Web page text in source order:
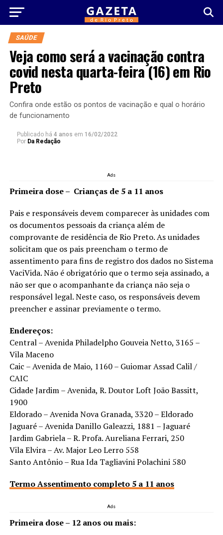
SAÚDE
Veja como será a vacinação contra
covid nesta quarta-feira (16) em Rio
Preto
Confira onde estão os pontos de vacinação e qual o horário
de funcionamento
Publicado há 4 anos em 16/02/2022
Por Da Redação
Ads
Primeira dose – Crianças de 5 a 11 anos
Pais e responsáveis devem comparecer às unidades com
os documentos pessoais da criança além de
comprovante de residência de Rio Preto. As unidades
solicitam que os pais preencham o termo de
assentimento para fins de registro dos dados no Sistema
VaciVida. Não é obrigatório que o termo seja assinado, a
não ser que o acompanhante da criança não seja o
responsável legal. Neste caso, os responsáveis devem
preencher e assinar previamente o termo.
Endereços:
Central – Avenida Philadelpho Gouveia Netto, 3165 –
Vila Maceno
Caic – Avenida de Maio, 1160 – Guiomar Assad Calil /
CAIC
Cidade Jardim – Avenida, R. Doutor Loft João Bassitt,
1900
Eldorado – Avenida Nova Granada, 3320 – Eldorado
Jaguaré – Avenida Danillo Galeazzi, 1881 – Jaguaré
Jardim Gabriela – R. Profa. Aureliana Ferrari, 250
Vila Elvira – Av. Major Leo Lerro 558
Santo Antônio – Rua Ida Tagliavini Polachini 580
Termo Assentimento completo 5 a 11 anos
Ads
Primeira dose – 12 anos ou mais: